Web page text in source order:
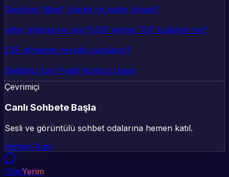
Gecikme “ideal” olarak ne kadar olmalı?
Jitter artarsa ne olur?UDP yerine TCP kullanılır mı?
E2E şifreleme nerede uygulanır?
Geliştirici İçin Pratik Kontrol Listesi
Çevrimiçi
Canlı Sohbete Başla
Sesli ve görüntülü sohbet odalarına hemen katıl.
Hemen Katıl
ChatYerim